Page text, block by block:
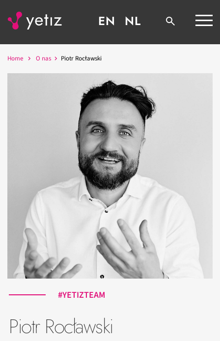
EN NL
Home O nas Piotr Rocławski
#YETIZTEAM
Piotr Rocławski